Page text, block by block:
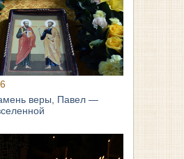
веры, Павел —